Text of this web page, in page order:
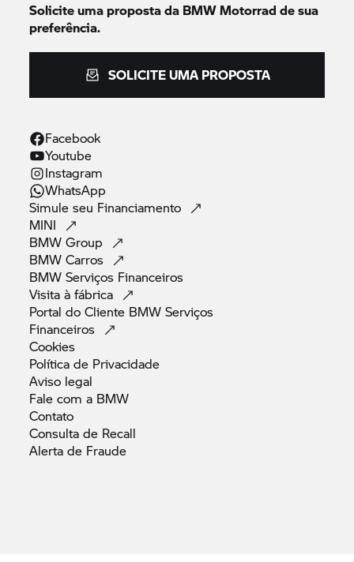
Solicite uma proposta da BMW Motorrad de sua
preferência.
SOLICITE UMA PROPOSTA
Facebook
Youtube
Instagram
WhatsApp
Simule seu Financiamento
MINI
BMWGroup
BMWCarros
BMW Serviços Financeiros
Visita àfábrica
Portal do Cliente BMW Serviços
Financeiros
Cookies
Política de Privacidade
Aviso legal
Fale com a BMW
Contato
Consulta de Recall
Alerta de Fraude